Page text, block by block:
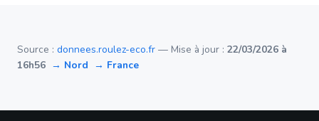
Source : donnees.roulez-eco.fr — Mise à jour : 22/03/2026 à
16h56 → Nord → France